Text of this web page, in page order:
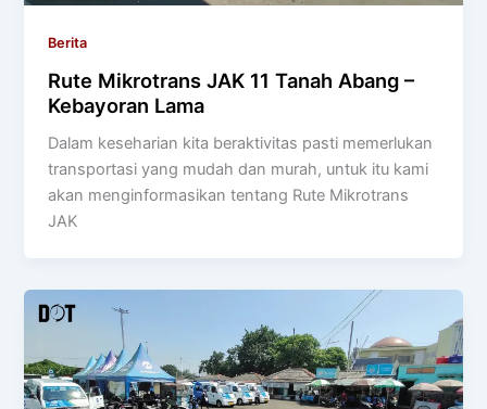
Berita
Rute Mikrotrans JAK 11 Tanah Abang –
Kebayoran Lama
Dalam keseharian kita beraktivitas pasti memerlukan
transportasi yang mudah dan murah, untuk itu kami
akan menginformasikan tentang Rute Mikrotrans
JAK